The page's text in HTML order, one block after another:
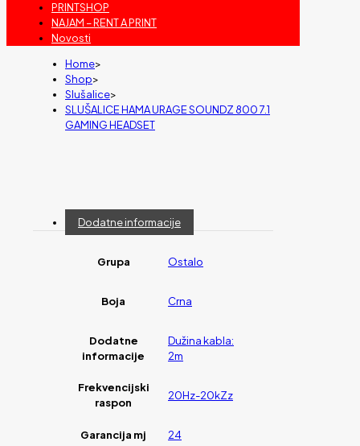
PRINTSHOP
NAJAM – RENT A PRINT
Novosti
Home>
Shop>
Slušalice>
SLUŠALICE HAMA URAGE SOUNDZ 800 7.1
GAMING HEADSET
Dodatne informacije
Grupa Ostalo
Boja Crna
Dodatne
informacije
Dužina kabla:
2m
Frekvencijski
raspon
20Hz-20kZz
Garancija mj 24